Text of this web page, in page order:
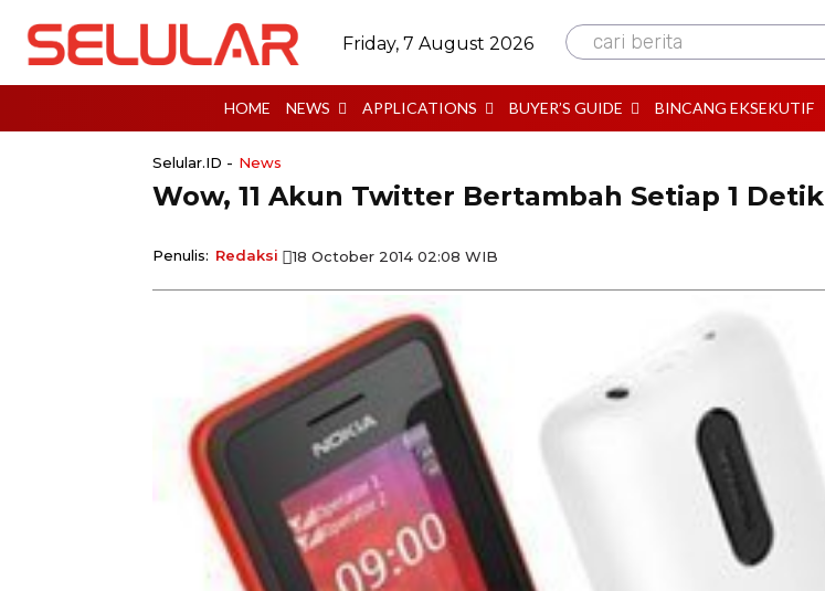
Friday, 7 August 2026 cari berita
HOME NEWS APPLICATIONS BUYER’S GUIDE BINCANG EKSEKUTIF
Selular.ID - News
Wow, 11 Akun Twitter Bertambah Setiap 1 Detik
Penulis: Redaksi 18 October 2014 02:08 WIB